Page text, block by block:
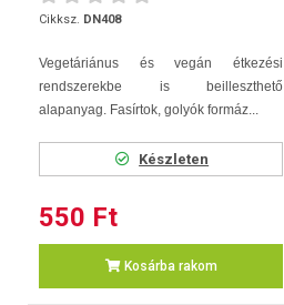
Cikksz. DN408
Vegetáriánus és vegán étkezési
rendszerekbe is beilleszthető
alapanyag. Fasírtok, golyók formáz...
Készleten
550 Ft
Kosárba rakom